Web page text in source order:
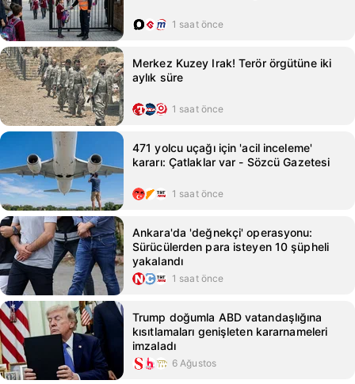
1 saat önce
Merkez Kuzey Irak! Terör örgütüne iki
aylık süre
1 saat önce
471 yolcu uçağı için 'acil inceleme'
kararı: Çatlaklar var - Sözcü Gazetesi
1 saat önce
Ankara'da 'değnekçi' operasyonu:
Sürücülerden para isteyen 10 şüpheli
yakalandı
1 saat önce
Trump doğumla ABD vatandaşlığına
kısıtlamaları genişleten kararnameleri
imzaladı
6 Ağustos